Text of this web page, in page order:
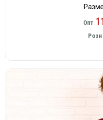
Опт
Розн